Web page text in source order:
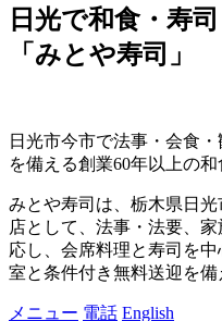
日光で和食・寿
「 みとや寿司 」
日光市今市で法事・会食
を備える創業60年以上の和
みとや寿司は、栃木県日
店として、法事・法要、
応し、会席料理と寿司を
室と条件付き無料送迎を備
メニュー 電話 English